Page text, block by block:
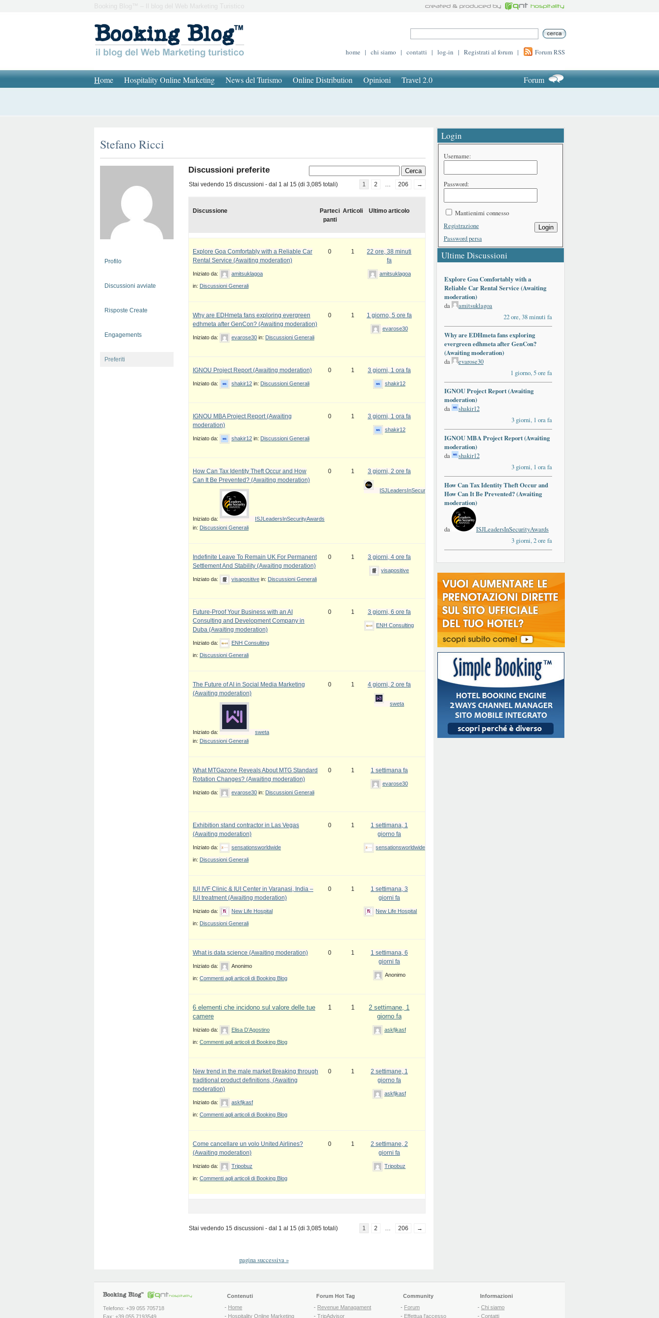
Booking Blog™ – Il blog del Web Marketing Turistico
home | chi siamo | contatti | log-in | Registrati al forum | Forum RSS
Home Hospitality Online Marketing News del Turismo Online Distribution Opinioni Travel 2.0 Forum
Stefano Ricci
Profilo
Discussioni avviate
Risposte Create
Engagements
Preferiti
Discussioni preferite
Stai vedendo 15 discussioni - dal 1 al 15 (di 3,085 totali) 1 2 … 206 →
Discussione
Parteci
panti
Articoli Ultimo articolo
Explore Goa Comfortably with a Reliable Car
Rental Service (Awaiting moderation)
Iniziato da: amitsuklagoa
in: Discussioni Generali
0 1
22 ore, 38 minuti
fa
amitsuklagoa
Why are EDHmeta fans exploring evergreen
edhmeta after GenCon? (Awaiting moderation)
Iniziato da: evarose30 in: Discussioni Generali
0 1 1 giorno, 5 ore fa
evarose30
IGNOU Project Report (Awaiting moderation)
Iniziato da: shakir12 in: Discussioni Generali
0 1 3 giorni, 1 ora fa
shakir12
IGNOU MBA Project Report (Awaiting
moderation)
Iniziato da: shakir12 in: Discussioni Generali
0 1 3 giorni, 1 ora fa
shakir12
How Can Tax Identity Theft Occur and How
Can It Be Prevented? (Awaiting moderation)
Iniziato da:
ISJLeadersInSecurityAwards
in: Discussioni Generali
0 1 3 giorni, 2 ore fa
ISJLeadersInSecurityAwards
Indefinite Leave To Remain UK For Permanent
Settlement And Stability (Awaiting moderation)
Iniziato da: visapositive in: Discussioni Generali
0 1 3 giorni, 4 ore fa
visapositive
Future-Proof Your Business with an AI
Consulting and Development Company in
Duba (Awaiting moderation)
Iniziato da: ENH Consulting
in: Discussioni Generali
0 1 3 giorni, 6 ore fa
ENH Consulting
The Future of AI in Social Media Marketing
(Awaiting moderation)
Iniziato da:
sweta
in: Discussioni Generali
0 1 4 giorni, 2 ore fa
sweta
What MTGazone Reveals About MTG Standard
Rotation Changes? (Awaiting moderation)
Iniziato da: evarose30 in: Discussioni Generali
0 1 1 settimana fa
evarose30
Exhibition stand contractor in Las Vegas
(Awaiting moderation)
Iniziato da: sensationsworldwide
in: Discussioni Generali
0 1
1 settimana, 1
giorno fa
sensationsworldwide
IUI IVF Clinic & IUI Center in Varanasi, India –
IUI treatment (Awaiting moderation)
Iniziato da: New Life Hospital
in: Discussioni Generali
0 1
1 settimana, 3
giorni fa
New Life Hospital
What is data science (Awaiting moderation)
Iniziato da: Anonimo
in: Commenti agli articoli di Booking Blog
0 1
1 settimana, 6
giorni fa
Anonimo
6 elementi che incidono sul valore delle tue
camere
Iniziato da: Elisa D’Agostino
in: Commenti agli articoli di Booking Blog
1 1
2 settimane, 1
giorno fa
askfjkasf
New trend in the male market Breaking through
traditional product definitions, (Awaiting
moderation)
Iniziato da: askfjkasf
in: Commenti agli articoli di Booking Blog
0 1
2 settimane, 1
giorno fa
askfjkasf
Come cancellare un volo United Airlines?
(Awaiting moderation)
Iniziato da: Tripobuz
in: Commenti agli articoli di Booking Blog
0 1
2 settimane, 2
giorni fa
Tripobuz
Stai vedendo 15 discussioni - dal 1 al 15 (di 3,085 totali) 1 2 … 206 →
pagina successiva»
Login
Username:
Password:
Mantienimi connesso
Login
Registrazione
Password persa
Ultime Discussioni
Explore Goa Comfortably with a
Reliable Car Rental Service (Awaiting
moderation)
da
amitsuklagoa
22 ore, 38 minuti fa
Why are EDHmeta fans exploring
evergreen edhmeta after GenCon?
(Awaiting moderation)
da
evarose30
1 giorno, 5 ore fa
IGNOU Project Report (Awaiting
moderation)
da
shakir12
3 giorni, 1 ora fa
IGNOU MBA Project Report (Awaiting
moderation)
da
shakir12
3 giorni, 1 ora fa
How Can Tax Identity Theft Occur and
How Can It Be Prevented? (Awaiting
moderation)
da
ISJLeadersInSecurityAwards
3 giorni, 2 ore fa
Telefono: +39 055 705718
Fax: +39 055 7193549
Contenuti
- Home
- Hospitality Online Marketing
Forum Hot Tag
- Revenue Managament
- TripAdvisor
Community
- Forum
- Effettua l'accesso
Informazioni
- Chi siamo
- Contatti